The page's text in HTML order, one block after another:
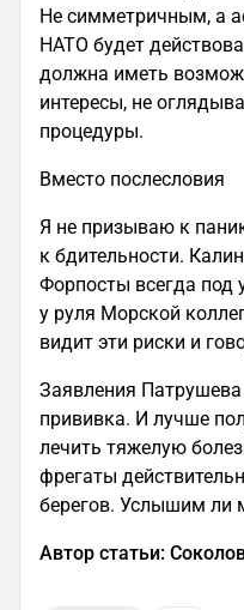
Не симметричным, а
НАТО будет
должна иметь
интересы, не
процедуры.
Вместо послесловия
Я не призываю к
к бдительности.
Форпосты всегда под
у руля Морской
видит эти риски и
Заявления
прививка. И лучше
лечить тяжелую
фрегаты
берегов. Услышим ли
Автор статьи: